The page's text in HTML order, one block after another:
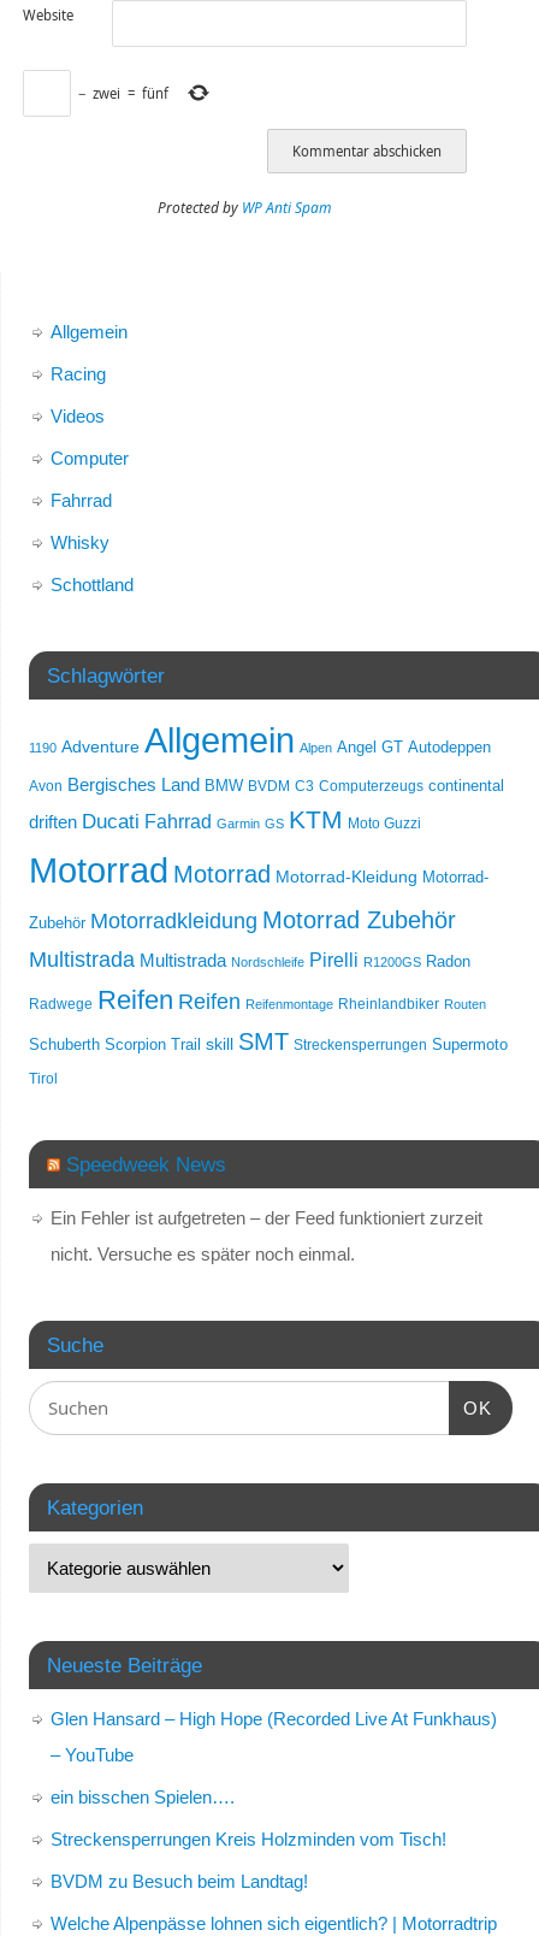
Website
− zwei = fünf
Protected by WP Anti Spam
Allgemein
Racing
Videos
Computer
Fahrrad
Whisky
Schottland
Schlagwörter
1190 Adventure Allgemein Alpen Angel GT Autodeppen
Avon Bergisches Land BMW BVDM C3 Computerzeugs continental
driften Ducati Fahrrad Garmin GS KTM Moto Guzzi
Motorrad Motorrad Motorrad-Kleidung Motorrad-
Zubehör Motorradkleidung Motorrad Zubehör
Multistrada Multistrada Nordschleife Pirelli R1200GS Radon
Radwege Reifen Reifen Reifenmontage Rheinlandbiker Routen
Schuberth Scorpion Trail skill SMT Streckensperrungen Supermoto
Tirol
Speedweek News
Ein Fehler ist aufgetreten – der Feed funktioniert zurzeit
nicht. Versuche es später noch einmal.
Suche
OK
Kategorien
Neueste Beiträge
Glen Hansard – High Hope (Recorded Live At Funkhaus)
– YouTube
ein bisschen Spielen….
Streckensperrungen Kreis Holzminden vom Tisch!
BVDM zu Besuch beim Landtag!
Welche Alpenpässe lohnen sich eigentlich? | Motorradtrip